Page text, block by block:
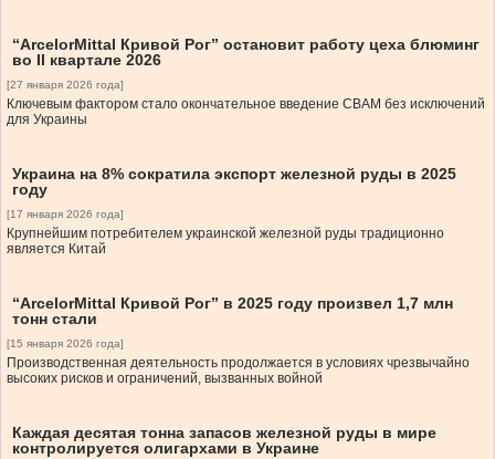
“ArcelorMittal Кривой Рог” остановит работу цеха блюминг
во II квартале 2026
[27 января 2026 года]
Ключевым фактором стало окончательное введение CBAM без исключений
для Украины
Украина на 8% сократила экспорт железной руды в 2025
году
[17 января 2026 года]
Крупнейшим потребителем украинской железной руды традиционно
является Китай
“ArcelorMittal Кривой Рог” в 2025 году произвел 1,7 млн
тонн стали
[15 января 2026 года]
Производственная деятельность продолжается в условиях чрезвычайно
высоких рисков и ограничений, вызванных войной
Каждая десятая тонна запасов железной руды в мире
контролируется олигархами в Украине